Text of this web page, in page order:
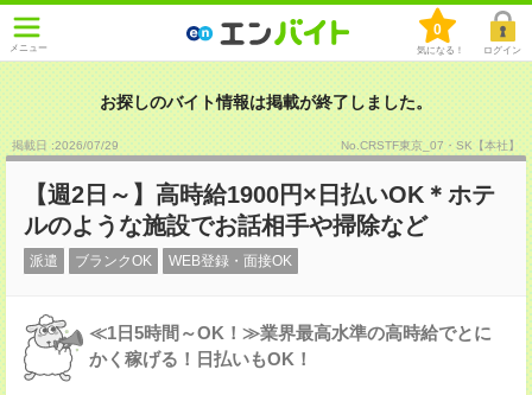
メニュー
0
気になる！ ログイン
お探しのバイト情報は掲載が終了しました。
掲載日 :2026/07/29 No.CRSTF東京_07・SK【本社】
【週2日～】高時給1900円×日払いOK＊ホテ
ルのような施設でお話相手や掃除など
派遣 ブランクOK WEB登録・面接OK
≪1日5時間～OK！≫業界最高水準の高時給でとに
かく稼げる！日払いもOK！